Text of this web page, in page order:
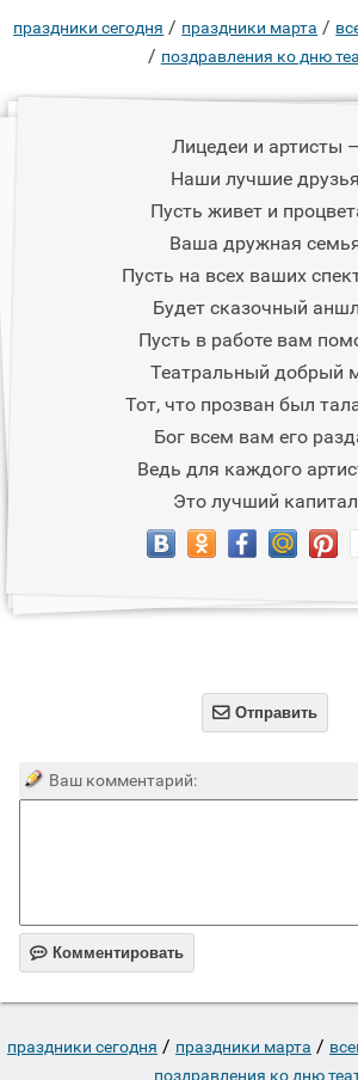
праздники сегодня / праздники марта /
/ поздравления ко дню
Лицедеи и артисты
Наши лучшие
Пусть живет и
Ваша дружная
Пусть на всех ваших
Будет сказочный
Пусть в работе вам
Театральный добрый
Тот, что прозван был
Бог всем вам его
Ведь для каждого
Это лучший
 Отправить
Ваш комментарий:
 Комментировать
праздники сегодня / праздники марта /
поздравления ко дню